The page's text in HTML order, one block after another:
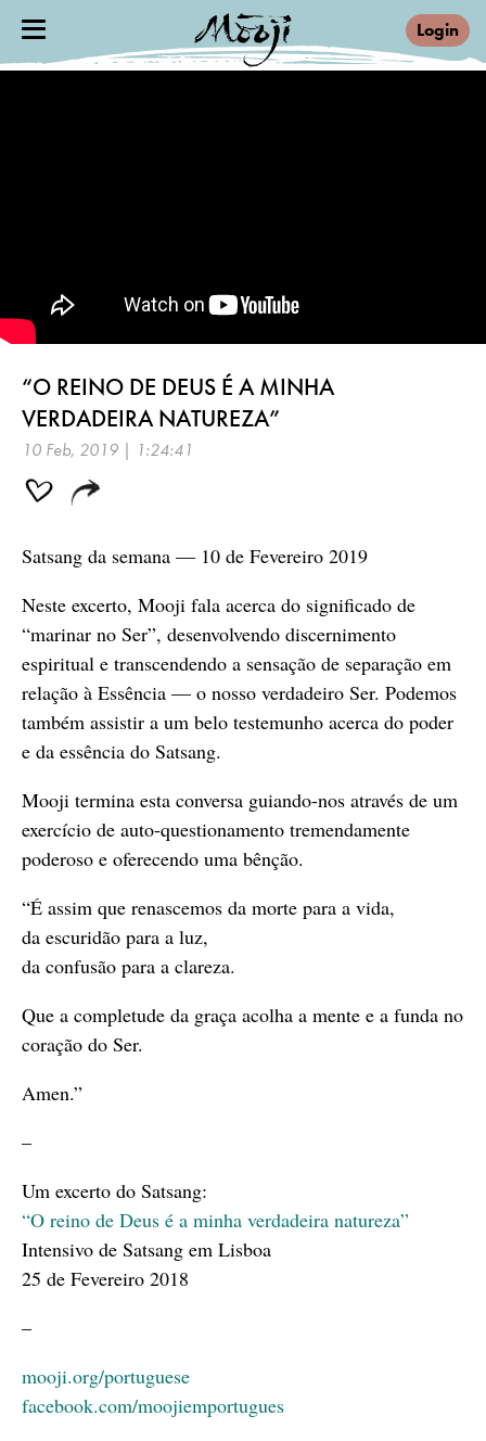
Login
“O REINO DE DEUS É A MINHA
VERDADEIRA NATUREZA”
10 Feb, 2019 | 1:24:41
Satsang da semana — 10 de Fevereiro 2019
Neste excerto, Mooji fala acerca do significado de
“marinar no Ser”, desenvolvendo discernimento
espiritual e transcendendo a sensação de separação em
relação à Essência — o nosso verdadeiro Ser. Podemos
também assistir a um belo testemunho acerca do poder
e da essência do Satsang.
Mooji termina esta conversa guiando-nos através de um
exercício de auto-questionamento tremendamente
poderoso e oferecendo uma bênção.
“É assim que renascemos da morte para a vida,
da escuridão para a luz,
da confusão para a clareza.
Que a completude da graça acolha a mente e a funda no
coração do Ser.
Amen.”
–
Um excerto do Satsang:
“O reino de Deus é a minha verdadeira natureza”
Intensivo de Satsang em Lisboa
25 de Fevereiro 2018
–
mooji.org/portuguese
facebook.com/moojiemportugues